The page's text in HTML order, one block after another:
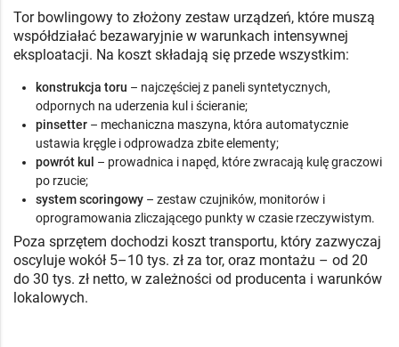
Tor bowlingowy to złożony zestaw urządzeń, które muszą
współdziałać bezawaryjnie w warunkach intensywnej
eksploatacji. Na koszt składają się przede wszystkim:
konstrukcja toru – najczęściej z paneli syntetycznych,
odpornych na uderzenia kul i ścieranie;
pinsetter – mechaniczna maszyna, która automatycznie
ustawia kręgle i odprowadza zbite elementy;
powrót kul – prowadnica i napęd, które zwracają kulę graczowi
po rzucie;
system scoringowy – zestaw czujników, monitorów i
oprogramowania zliczającego punkty w czasie rzeczywistym.
Poza sprzętem dochodzi koszt transportu, który zazwyczaj
oscyluje wokół 5–10 tys. zł za tor, oraz montażu – od 20
do 30 tys. zł netto, w zależności od producenta i warunków
lokalowych.